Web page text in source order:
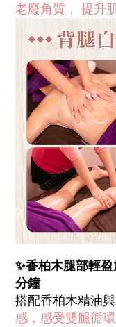
老廢角質， 提升
✨香柏木腿部輕
分鐘
搭配香柏木精油
感，感受雙腿循